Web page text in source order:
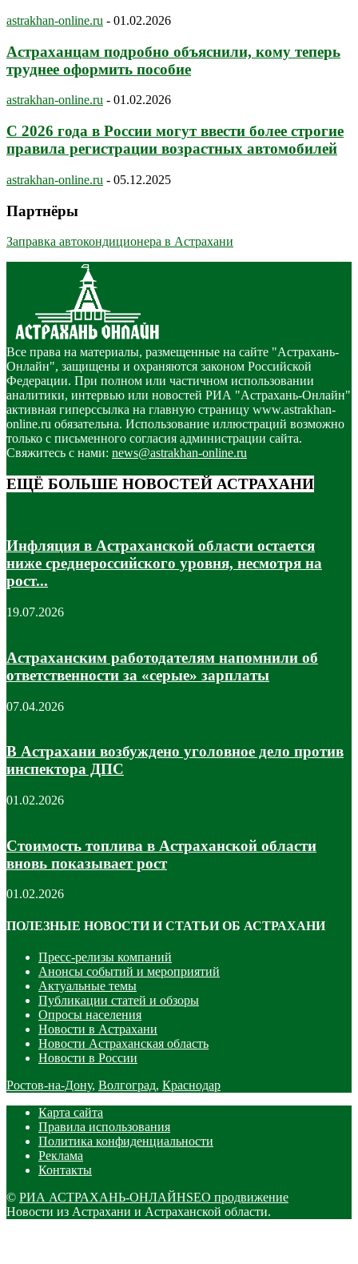
astrakhan-online.ru - 01.02.2026
Астраханцам подробно объяснили, кому теперь
труднее оформить пособие
astrakhan-online.ru - 01.02.2026
С 2026 года в России могут ввести более строгие
правила регистрации возрастных автомобилей
astrakhan-online.ru - 05.12.2025
Партнёры
Заправка автокондиционера в Астрахани
Все права на материалы, размещенные на сайте "Астрахань-
Онлайн", защищены и охраняются законом Российской
Федерации. При полном или частичном использовании
аналитики, интервью или новостей РИА "Астрахань-Онлайн"
активная гиперссылка на главную страницу www.astrakhan-
online.ru обязательна. Использование иллюстраций возможно
только с письменного согласия администрации сайта.
Свяжитесь с нами: news@astrakhan-online.ru
ЕЩЁ БОЛЬШЕ НОВОСТЕЙ АСТРАХАНИ
Инфляция в Астраханской области остается
ниже среднероссийского уровня, несмотря на
рост...
19.07.2026
Астраханским работодателям напомнили об
ответственности за «серые» зарплаты
07.04.2026
В Астрахани возбуждено уголовное дело против
инспектора ДПС
01.02.2026
Стоимость топлива в Астраханской области
вновь показывает рост
01.02.2026
ПОЛЕЗНЫЕ НОВОСТИ И СТАТЬИ ОБ АСТРАХАНИ
Пресс-релизы компаний
Анонсы событий и мероприятий
Актуальные темы
Публикации статей и обзоры
Опросы населения
Новости в Астрахани
Новости Астраханская область
Новости в России
Ростов-на-Дону, Волгоград, Краснодар
Карта сайта
Правила использования
Политика конфиденциальности
Реклама
Контакты
© РИА АСТРАХАНЬ-ОНЛАЙНSEO продвижение
Новости из Астрахани и Астраханской области.